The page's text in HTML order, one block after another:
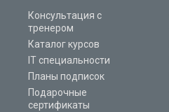
Консультация с
тренером
Каталог курсов
IT специальности
Планы подписок
Подарочные
сертификаты